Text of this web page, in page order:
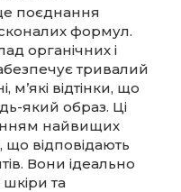
поєднання
формул.
органічних і
тривалий
м’які відтінки, що
який образ. Ці
найвищих
що відповідають
Вони ідеально
шкіри та